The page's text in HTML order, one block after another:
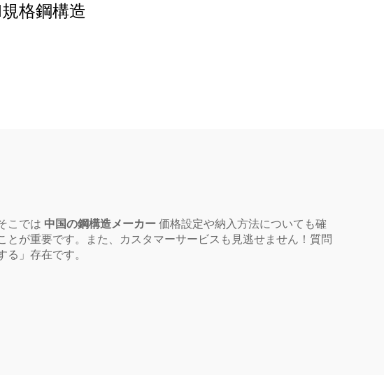
格鋼構造
こでは 中国の鋼構造メーカー 価格設定や納入方法についても確
が重要です。また、カスタマーサービスも見逃せません！質問
」存在です。